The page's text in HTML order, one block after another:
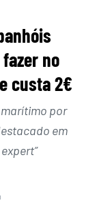
no
custa 2€
por
em